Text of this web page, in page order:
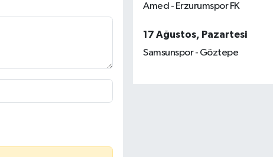
Amed - Erzurumspor FK
17 Ağustos, Pazartesi
Samsunspor - Göztepe